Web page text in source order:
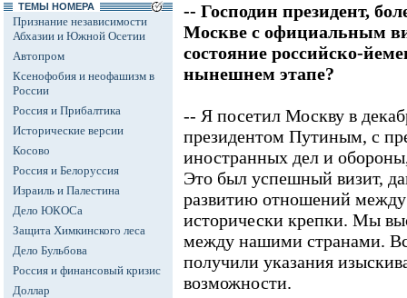
ТЕМЫ НОМЕРА
Признание независимости
Абхазии и Южной Осетии
Автопром
Ксенофобия и неофашизм в
России
Россия и Прибалтика
Исторические версии
Косово
Россия и Белоруссия
Израиль и Палестина
Дело ЮКОСа
Защита Химкинского леса
Дело Бульбова
Россия и финансовый кризис
Доллар
-- Господин президент,
Москве с официальным
состояние российско-
нынешнем этапе?
-- Я посетил Москву в
президентом Путиным, с
иностранных дел и
Это был успешный визит,
развитию отношений
исторически крепки. Мы
между нашими странами.
получили указания
возможности.